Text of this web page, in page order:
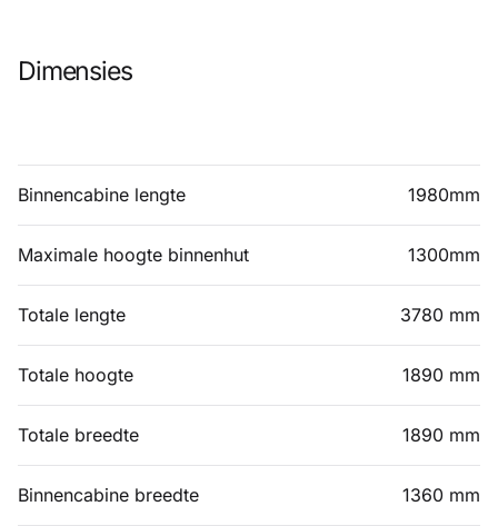
Dimensies
Binnencabine lengte 1980mm
Maximale hoogte binnenhut 1300mm
Totale lengte 3780 mm
Totale hoogte 1890 mm
Totale breedte 1890 mm
Binnencabine breedte 1360 mm